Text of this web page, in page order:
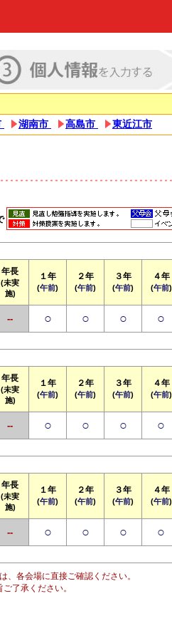
湖南市 高島市 東近江市
年長
(未実
施)
１年
(午前)
２年
(午前)
３年
(午前)
４年
(午前)
-- ○ ○ ○ ○
年長
(未実
施)
１年
(午前)
２年
(午前)
３年
(午前)
４年
(午前)
-- ○ ○ ○ ○
年長
(未実
施)
１年
(午前)
２年
(午前)
３年
(午前)
４年
(午前)
-- ○ ○ ○ ○
各会場に直接ご確認ください。
了承ください。